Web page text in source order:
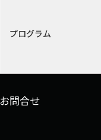
プログラム
お問合せ